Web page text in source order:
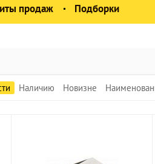
продаж Подборки
Наличию Новизне